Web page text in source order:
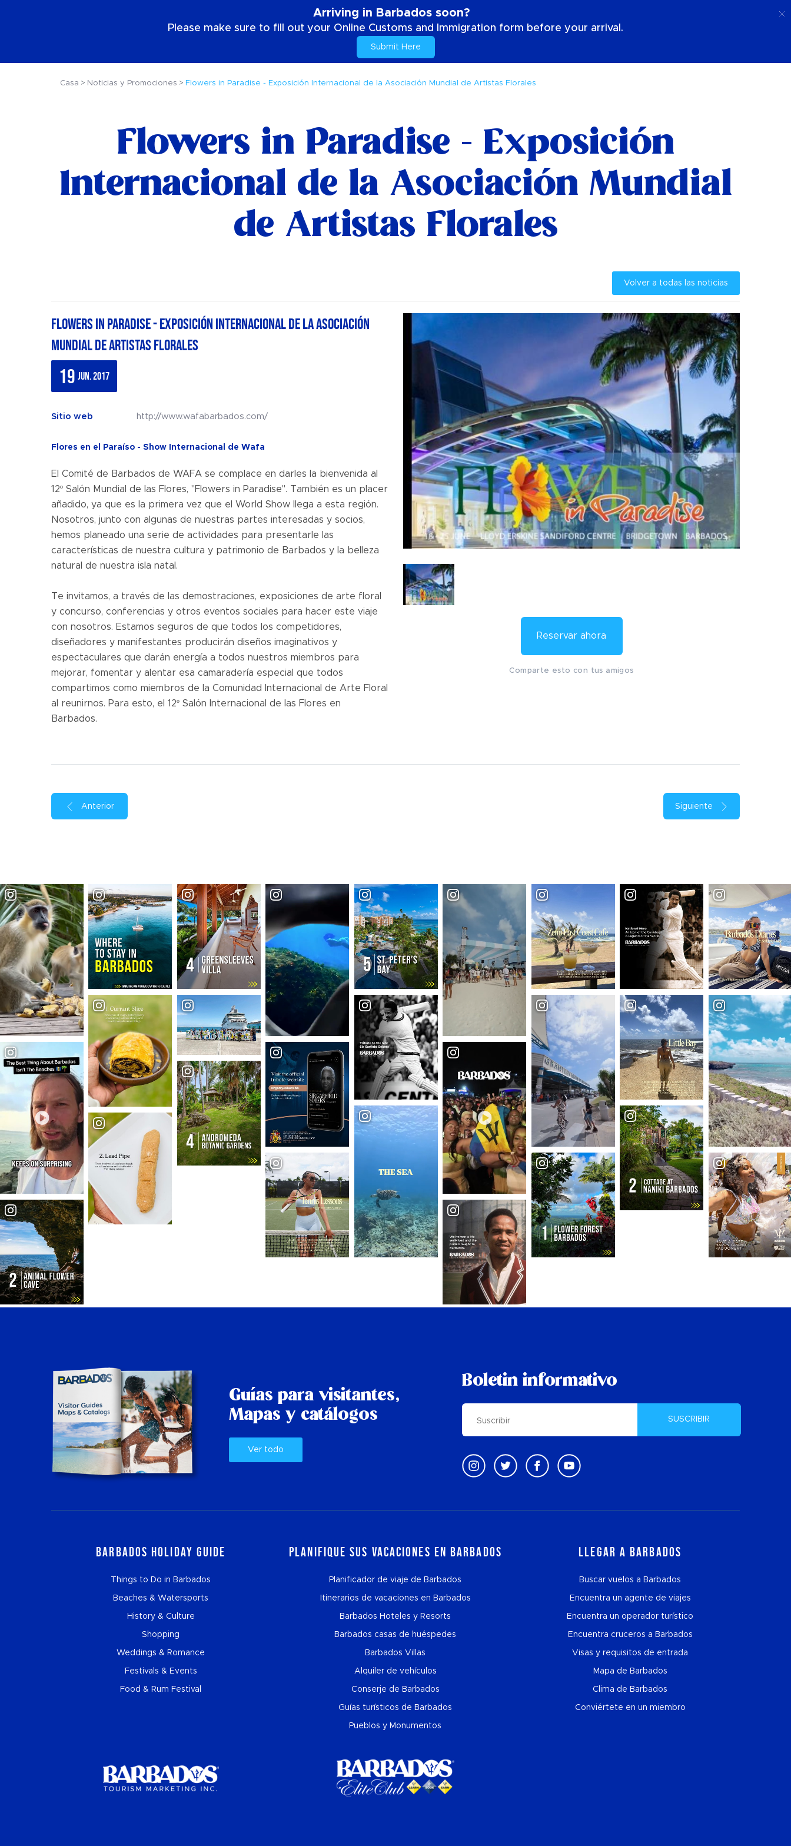
Arriving in Barbados soon?
Please make sure to fill out your Online Customs and Immigration form before your arrival.
Submit Here
Casa Noticias y Promociones Flowers in Paradise - Exposición Internacional de la Asociación Mundial de Artistas Florales
Flowers in Paradise - Exposición
Internacional de la Asociación Mundial
de Artistas Florales
Volver a todas las noticias
Flowers in Paradise - Exposición Internacional de la Asociación
Mundial de Artistas Florales
19 jun. 2017
Sitio web http://www.wafabarbados.com/
Flores en el Paraíso - Show Internacional de Wafa
El Comité de Barbados de WAFA se complace en darles la bienvenida al
12º Salón Mundial de las Flores, "Flowers in Paradise". También es un placer
añadido, ya que es la primera vez que el World Show llega a esta región.
Nosotros, junto con algunas de nuestras partes interesadas y socios,
hemos planeado una serie de actividades para presentarle las
características de nuestra cultura y patrimonio de Barbados y la belleza
natural de nuestra isla natal.
Te invitamos, a través de las demostraciones, exposiciones de arte floral
y concurso, conferencias y otros eventos sociales para hacer este viaje
con nosotros. Estamos seguros de que todos los competidores,
diseñadores y manifestantes producirán diseños imaginativos y
espectaculares que darán energía a todos nuestros miembros para
mejorar, fomentar y alentar esa camaradería especial que todos
compartimos como miembros de la Comunidad Internacional de Arte Floral
al reunirnos. Para esto, el 12º Salón Internacional de las Flores en
Barbados.
Reservar ahora
Comparte esto con tus amigos
Anterior Siguiente
Guías para visitantes,
Mapas y catálogos
Ver todo
Boletin informativo
SUSCRIBIR
Barbados Holiday Guide
Things to Do in Barbados
Beaches & Watersports
History & Culture
Shopping
Weddings & Romance
Festivals & Events
Food & Rum Festival
Planifique sus vacaciones en Barbados
Planificador de viaje de Barbados
Itinerarios de vacaciones en Barbados
Barbados Hoteles y Resorts
Barbados casas de huéspedes
Barbados Villas
Alquiler de vehículos
Conserje de Barbados
Guías turísticos de Barbados
Pueblos y Monumentos
Llegar a Barbados
Buscar vuelos a Barbados
Encuentra un agente de viajes
Encuentra un operador turístico
Encuentra cruceros a Barbados
Visas y requisitos de entrada
Mapa de Barbados
Clima de Barbados
Conviértete en un miembro